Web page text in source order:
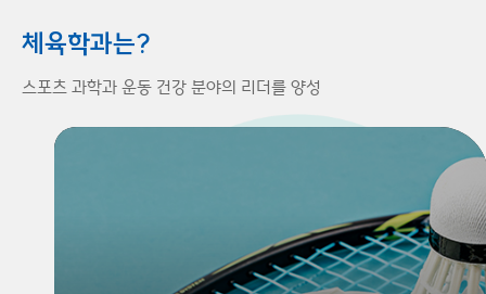
체육학과는?
스포츠 과학과 운동 건강 분야의 리더를 양성